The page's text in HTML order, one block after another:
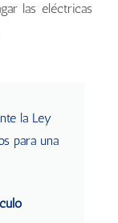
las eléctricas
la Ley
para una